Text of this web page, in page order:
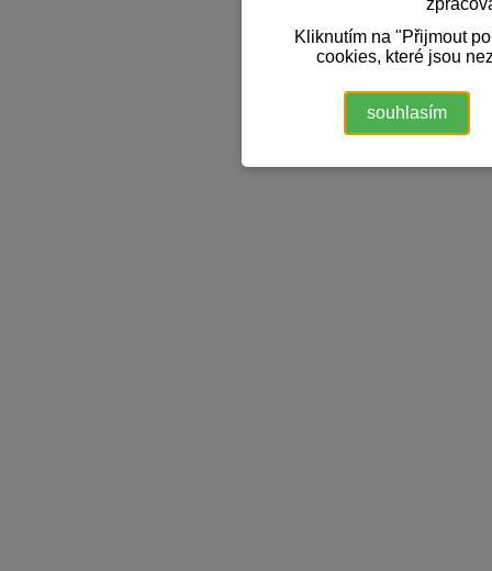
Kliknutím na "Přijmout
cookies, které jsou
souhlasím